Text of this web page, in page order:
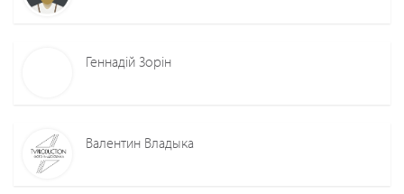
Геннадій Зорін
Валентин Владыка